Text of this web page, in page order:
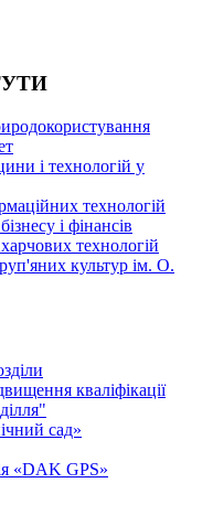
і технологій у
технологій
і фінансів
технологій
культур ім. О.
кваліфікації
сад»
«DAK GPS»